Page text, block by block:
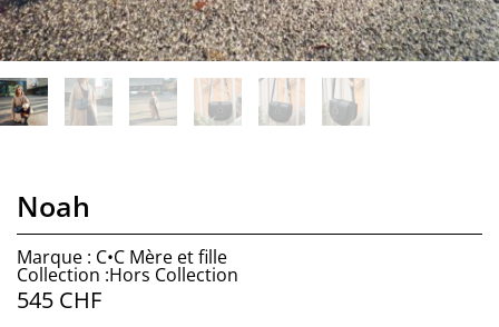
Noah
Marque : C•C Mère et fille
Collection :Hors Collection
545 CHF